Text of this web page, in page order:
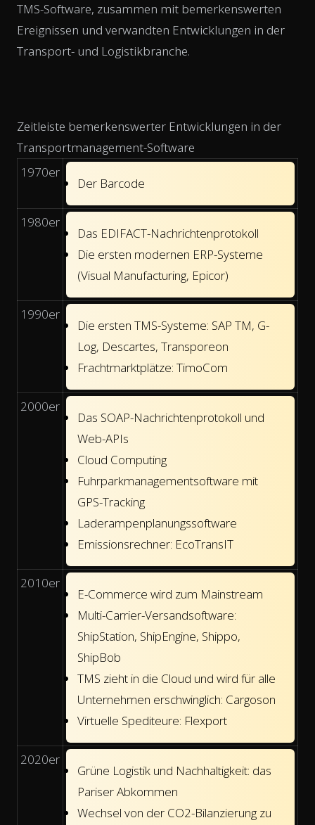
TMS-Software, zusammen mit bemerkenswerten
Ereignissen und verwandten Entwicklungen in der
Transport- und Logistikbranche.
Zeitleiste bemerkenswerter Entwicklungen in der
Transportmanagement-Software
1970er
Der Barcode
1980er
Das EDIFACT-Nachrichtenprotokoll
Die ersten modernen ERP-Systeme
(Visual Manufacturing, Epicor)
1990er
Die ersten TMS-Systeme: SAP TM, G-
Log, Descartes, Transporeon
Frachtmarktplätze: TimoCom
2000er
Das SOAP-Nachrichtenprotokoll und
Web-APIs
Cloud Computing
Fuhrparkmanagementsoftware mit
GPS-Tracking
Laderampenplanungssoftware
Emissionsrechner: EcoTransIT
2010er
E-Commerce wird zum Mainstream
Multi-Carrier-Versandsoftware:
ShipStation, ShipEngine, Shippo,
ShipBob
TMS zieht in die Cloud und wird für alle
Unternehmen erschwinglich: Cargoson
Virtuelle Spediteure: Flexport
2020er
Grüne Logistik und Nachhaltigkeit: das
Pariser Abkommen
Wechsel von der CO2-Bilanzierung zu